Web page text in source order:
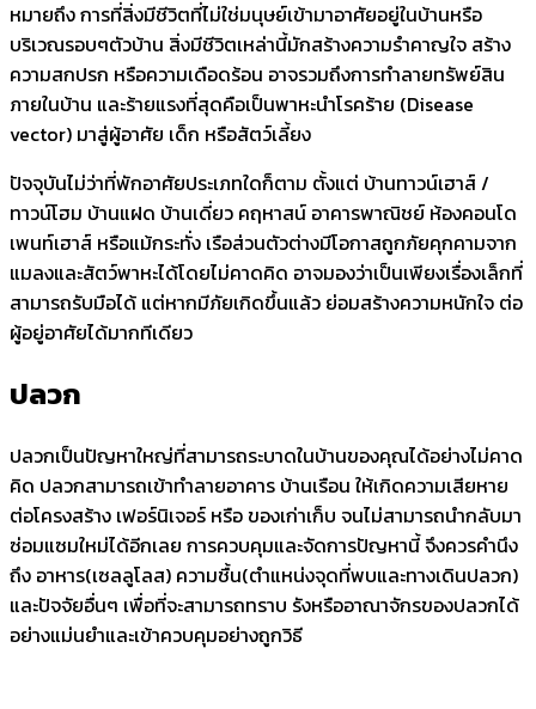
หมายถึง การที่สิ่งมีชีวิตที่ไม่ใช่มนุษย์เข้ามาอาศัยอยู่ในบ้านหรือ
บริเวณรอบๆตัวบ้าน สิ่งมีชีวิตเหล่านี้มักสร้างความรำคาญใจ สร้าง
ความสกปรก หรือความเดือดร้อน อาจรวมถึงการทำลายทรัพย์สิน
ภายในบ้าน และร้ายแรงที่สุดคือเป็นพาหะนำโรคร้าย (Disease
vector) มาสู่ผู้อาศัย เด็ก หรือสัตว์เลี้ยง
ปัจจุบันไม่ว่าที่พักอาศัยประเภทใดก็ตาม ตั้งแต่ บ้านทาวน์เฮาส์ /
ทาวน์โฮม บ้านแฝด บ้านเดี่ยว คฤหาสน์ อาคารพาณิชย์ ห้องคอนโด
เพนท์เฮาส์ หรือแม้กระทั่ง เรือส่วนตัวต่างมีโอกาสถูกภัยคุกคามจาก
แมลงและสัตว์พาหะได้โดยไม่คาดคิด อาจมองว่าเป็นเพียงเรื่องเล็กที่
สามารถรับมือได้ แต่หากมีภัยเกิดขึ้นแล้ว ย่อมสร้างความหนักใจ ต่อ
ผู้อยู่อาศัยได้มากทีเดียว
ปลวก
ปลวกเป็นปัญหาใหญ่ที่สามารถระบาดในบ้านของคุณได้อย่างไม่คาด
คิด ปลวกสามารถเข้าทำลายอาคาร บ้านเรือน ให้เกิดความเสียหาย
ต่อโครงสร้าง เฟอร์นิเจอร์ หรือ ของเก่าเก็บ จนไม่สามารถนำกลับมา
ซ่อมแซมใหม่ได้อีกเลย การควบคุมและจัดการปัญหานี้ จึงควรคำนึง
ถึง อาหาร(เซลลูโลส) ความชื้น(ตำแหน่งจุดที่พบและทางเดินปลวก)
และปัจจัยอื่นๆ เพื่อที่จะสามารถทราบ รังหรืออาณาจักรของปลวกได้
อย่างแม่นยำและเข้าควบคุมอย่างถูกวิธี